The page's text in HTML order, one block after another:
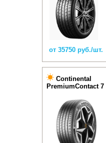
от 35750 руб./шт.
Continental
PremiumContact 7